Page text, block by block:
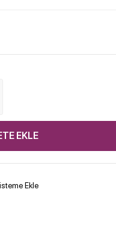
EKLE
Ekle